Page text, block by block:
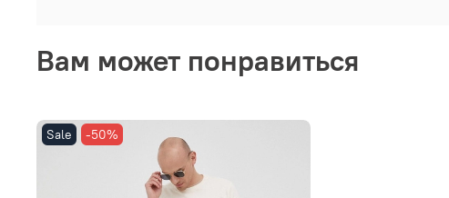
Вам может понравиться
Sale -50%